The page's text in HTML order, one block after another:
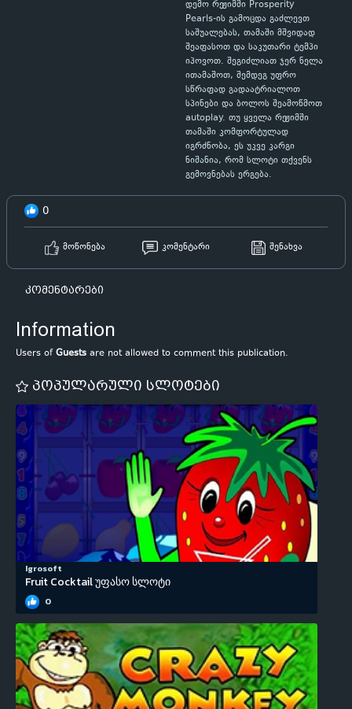
დემო რეჟიმში Prosperity
Pearls-ის გამოცდა გაძლევთ
საშუალებას, თამაში მშვიდად
შეაფასოთ და საკუთარი ტემპი
იპოვოთ. შეგიძლიათ ჯერ ნელა
ითამაშოთ, შემდეგ უფრო
სწრაფად გადაატრიალოთ
სპინები და ბოლოს შეამოწმოთ
autoplay. თუ ყველა რეჟიმში
თამაში კომფორტულად
იგრძნობა, ეს უკვე კარგი
ნიშანია, რომ სლოტი თქვენს
გემოვნებას ერგება.
0
მოწონება კომენტარი შენახვა
კომენტარები
Information
Users ofGuests are not allowed to comment this publication.
პოპულარული სლოტები
Igrosoft
Fruit Cocktail უფასო სლოტი
0